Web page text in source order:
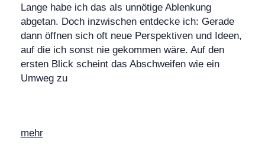
Lange habe ich das als unnötige Ablenkung
abgetan. Doch inzwischen entdecke ich: Gerade
dann öffnen sich oft neue Perspektiven und Ideen,
auf die ich sonst nie gekommen wäre. Auf den
ersten Blick scheint das Abschweifen wie ein
Umweg zu
mehr